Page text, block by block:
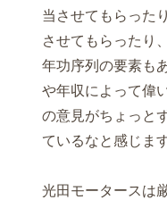
当させてもらった
させてもらったり、
年功序列の要素も
や年収によって偉
の意見がちょっと
ているなと感じます
光田モータースは